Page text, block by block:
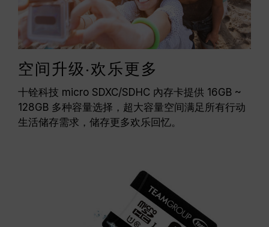
空间升级‧欢乐更多
十铨科技 micro SDXC/SDHC 內存卡提供 16GB ~
128GB 多种容量选择，超大容量空间满足所有行动
生活储存需求，储存更多欢乐回忆。